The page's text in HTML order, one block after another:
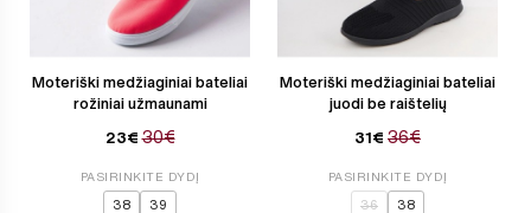
Moteriški medžiaginiai bateliai
rožiniai užmaunami
23€ 30€
PASIRINKITE DYDĮ
38 39
Moteriški medžiaginiai bateliai
juodi be raištelių
31€ 36€
PASIRINKITE DYDĮ
36 38